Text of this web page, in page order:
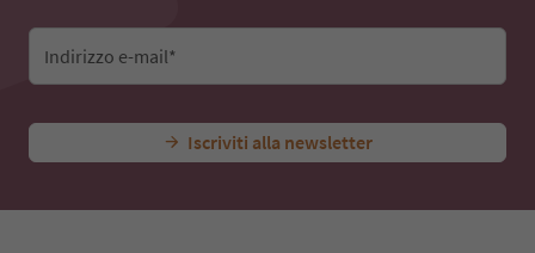
Indirizzo e-mail*
Iscriviti alla newsletter